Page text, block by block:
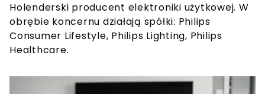
Holenderski producent elektroniki użytkowej. W
obrębie koncernu działają spółki: Philips
Consumer Lifestyle, Philips Lighting, Philips
Healthcare.